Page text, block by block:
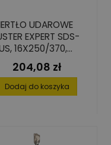
UDAROWE
EXPERT SDS-
16X250/370,
Cena
204,08 zł
Dodaj do koszyka